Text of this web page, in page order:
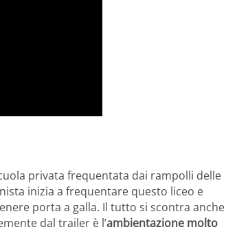
privata frequentata dai rampolli delle
inizia a frequentare questo liceo e
porta a galla. Il tutto si scontra anche
dal trailer è l’ambientazione molto